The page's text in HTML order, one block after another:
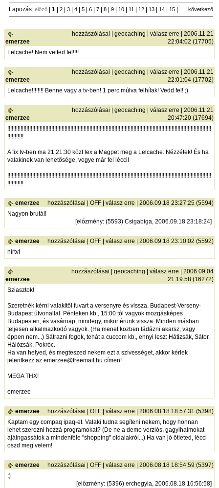
Lapozás:előző |1 2 3 4 5 6 7 8 9 10 11 12 13 14 15 | ... |következő
emerzee
hozzászólásai |geocaching |válasz erre | 2006.11.21
22:04:02 (17705)
Lelcache! Nem vetted fel!!!!
emerzee
hozzászólásai |geocaching |válasz erre | 2006.11.21
22:01:04 (17702)
Lelcache!!!!!!!! Benne vagy a tv-ben! 1 perc múlva felhílak! Vedd fel! ;)
emerzee
hozzászólásai |geocaching |válasz erre | 2006.11.21
20:47:20 (17694)
!!!!!!!!!!!!!!!!!!!!!!!!!!!!!!!!!!!!!!!!!!!!!!!!!!!!!!!!!!!!!!!!!!!!!!!!!!!!!!!!!!!!!!!!!!!!!!!!!!!!!!!!!!!!!!!!!!!!!!!!!!!!!!!!!!!!!!!!!!!
!!!!!!!!!!!
A fix tv-ben ma 21:21:30 közt lex a Magpet meg a Lelcache. Nézzétek! És ha
valakinek van lehetősége, vegye már fel lécci!
!!!!!!!!!!!!!!!!!!!!!!!!!!!!!!!!!!!!!!!!!!!!!!!!!!!!!!!!!!!!!!!!!!!!!!!!!!!!!!!!!!!!!!!!!!!!!!!!!!!!!!!!!!!!!!!!!!!!!!!!!!!!!!!!!!!!!!!!!!!
!!!!!!!!!!!
emerzee hozzászólásai |OFF |válasz erre | 2006.09.18 23:27:25 (5594)
Nagyon brutál!
[előzmény: (5593) Csigabiga, 2006.09.18 23:18:24]
emerzee hozzászólásai |OFF |válasz erre | 2006.09.18 23:10:02 (5592)
hírtv!
emerzee
hozzászólásai |geocaching |válasz erre | 2006.09.04
21:19:58 (16272)
Sziasztok!
Szeretnék kérni valakitől fuvart a versenyre és vissza, Budapest-Verseny-
Budapest útvonallal. Pénteken kb., 15:00 tól vagyok mozgásképes
Budapesten, és vasárnap, mindegy, mikor érünk vissza. Minden másban
teljesen alkalmazkodó vagyok. (Ha menet közben ládázni akarsz, vagy
éppen nem...) Sátrazni fogok, tehát a cuccom kb., ennyi lesz: Hátizsák, Sátor,
Hálózsák, Pokróc.
Ha van helyed, és megteszed nekem ezt a szívességet, akkor kérlek
jelentkezz az emerzee@freemail.hu címen!
MEGA THX!
emerzee
emerzee hozzászólásai |OFF |válasz erre | 2006.08.18 18:57:31 (5398)
Kaptam egy compaq ipaq-et. Valaki tudna segíteni nekem, hogy honnan
lehet szerezni hozzá programokat? (De ne a demo verziós, gagyihalmokat
ajálngassátok a mindenféle "shoppíng" oldalakról...) Ha van jó ötleted, lécci
oszd meg velem!
emerzee hozzászólásai |OFF |válasz erre | 2006.08.18 18:54:59 (5397)
:)
[előzmény: (5396) erchegyia, 2006.08.18 16:56:58]